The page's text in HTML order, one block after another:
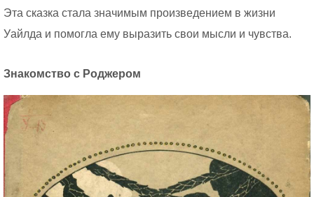
Эта сказка стала значимым произведением в жизни
Уайлда и помогла ему выразить свои мысли и чувства.
Знакомство с Роджером